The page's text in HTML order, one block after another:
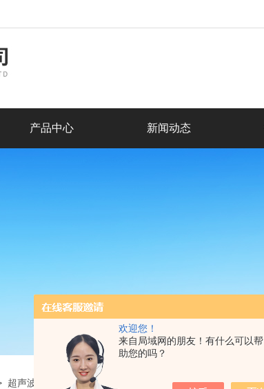
欢迎您！
来自局域网的朋友！有什么可以帮
助您的吗？
产品中心 新闻动态
超声波分散机 >JH-GB8GD8/2000L大型工业级超声分散罐